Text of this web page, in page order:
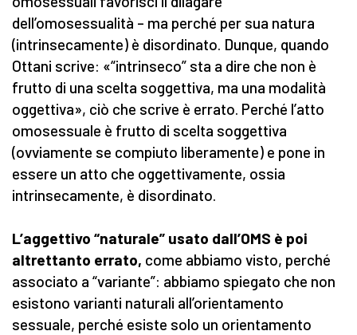
dell’omosessualità – ma perché per sua natura
(intrinsecamente) è disordinato. Dunque, quando
Ottani scrive: «“intrinseco” sta a dire che non è
frutto di una scelta soggettiva, ma una modalità
oggettiva», ciò che scrive è errato. Perché l’atto
omosessuale è frutto di scelta soggettiva
(ovviamente se compiuto liberamente) e pone in
essere un atto che oggettivamente, ossia
intrinsecamente, è disordinato.
L’aggettivo “naturale” usato dall’OMS è poi
altrettanto errato, come abbiamo visto, perché
associato a “variante”: abbiamo spiegato che non
esistono varianti naturali all’orientamento
sessuale, perché esiste solo un orientamento